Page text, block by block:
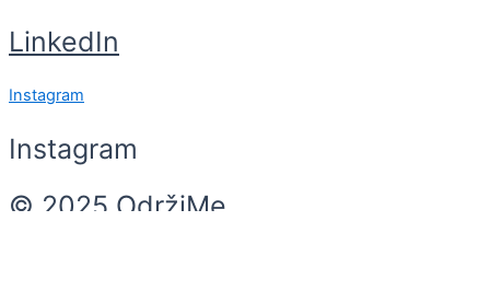
LinkedIn
Instagram
Instagram
© 2025 OdržiMe